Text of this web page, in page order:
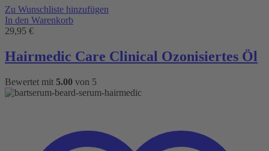
Zu Wunschliste hinzufügen
In den Warenkorb
29,95 €
Hairmedic Care Clinical Ozonisiertes Öl
Bewertet mit 5.00 von 5